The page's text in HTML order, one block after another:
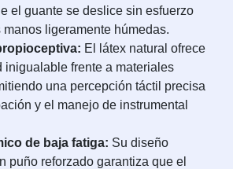
el guante se deslice sin esfuerzo
ligeramente húmedas.
El látex natural ofrece
inigualable frente a materiales
una percepción táctil precisa
y el manejo de instrumental
de baja fatiga: Su diseño
puño reforzado garantiza que el